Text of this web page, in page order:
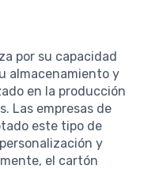
por su capacidad
almacenamiento y
en la producción
Las empresas de
este tipo de
y
el cartón